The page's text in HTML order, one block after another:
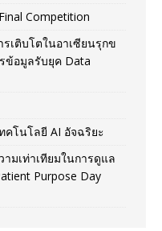
Competition
เติบโตในอาเซียนรุกข
ข้อมูลรับยุค Data
คโนโลยี AI อัจฉริยะ
ามเท่าเทียมในการดูแล
Purpose Day